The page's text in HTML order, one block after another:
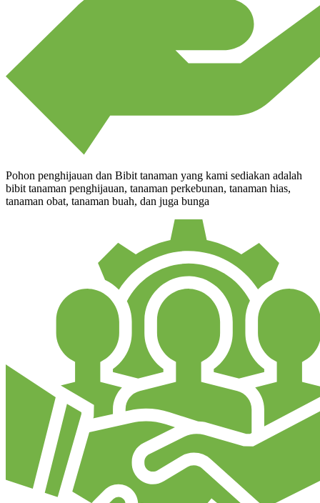
Pohon penghijauan dan Bibit tanaman yang kami sediakan adalah
bibit tanaman penghijauan, tanaman perkebunan, tanaman hias,
tanaman obat, tanaman buah, dan juga bunga